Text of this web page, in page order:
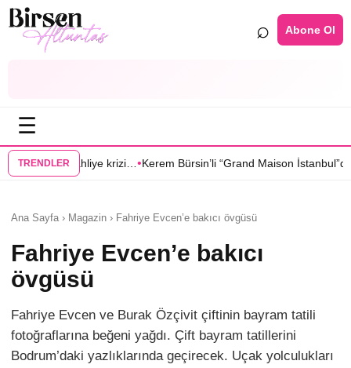
⌕ Abone Ol
☰
TRENDLER
•Kerem Bürsin’li “Grand Maison İstanbul”dan Sıla Türkoğlu’na
Ana Sayfa › Magazin › Fahriye Evcen’e bakıcı övgüsü
Fahriye Evcen’e bakıcı
övgüsü
Fahriye Evcen ve Burak Özçivit çiftinin bayram tatili
fotoğraflarına beğeni yağdı. Çift bayram tatillerini
Bodrum’daki yazlıklarında geçirecek. Uçak yolculukları